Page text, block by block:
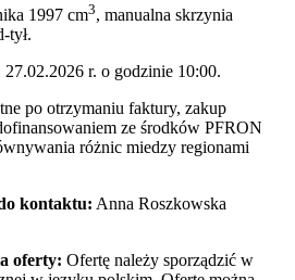
1997 cm3, manualna skrzynia
tył.
27.02.2026 r. o godzinie 10:00.
po otrzymaniu faktury, zakup
ze środków PFRON
różnic miedzy regionami
kontaktu: Anna Roszkowska
oferty: Ofertę należy sporządzić w